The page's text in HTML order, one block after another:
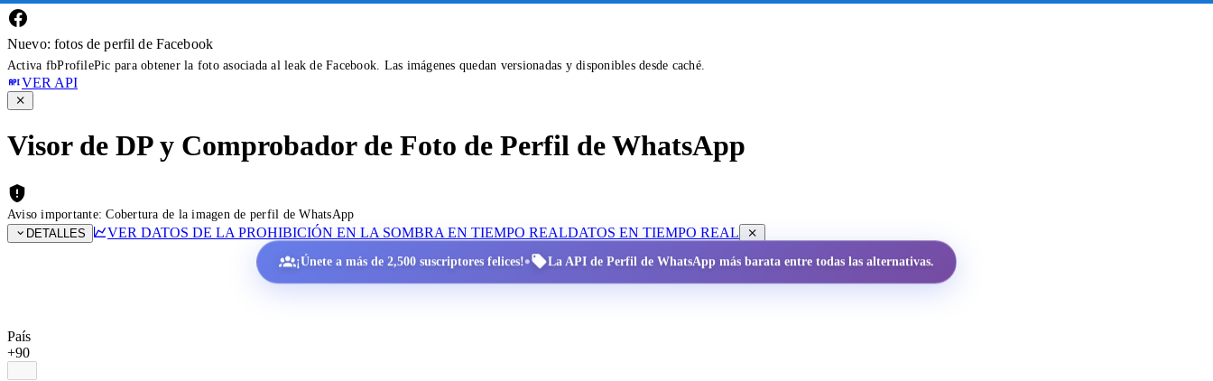
Nuevo: fotos de perfil de Facebook
Activa fbProfilePic para obtener la foto asociada al leak de Facebook. Las imágenes quedan versionadas y disponibles desde caché.
VER API
Visor de DP y Comprobador de Foto de Perfil de WhatsApp
Aviso importante: Cobertura de la imagen de perfil de WhatsApp
DETALLES
VER DATOS DE LA PROHIBICIÓN EN LA SOMBRA EN TIEMPO REALDATOS EN TIEMPO REAL
¡Únete a más de 2,500 suscriptores felices!• La API de Perfil de WhatsApp más barata entre todas las alternativas.
País
+90